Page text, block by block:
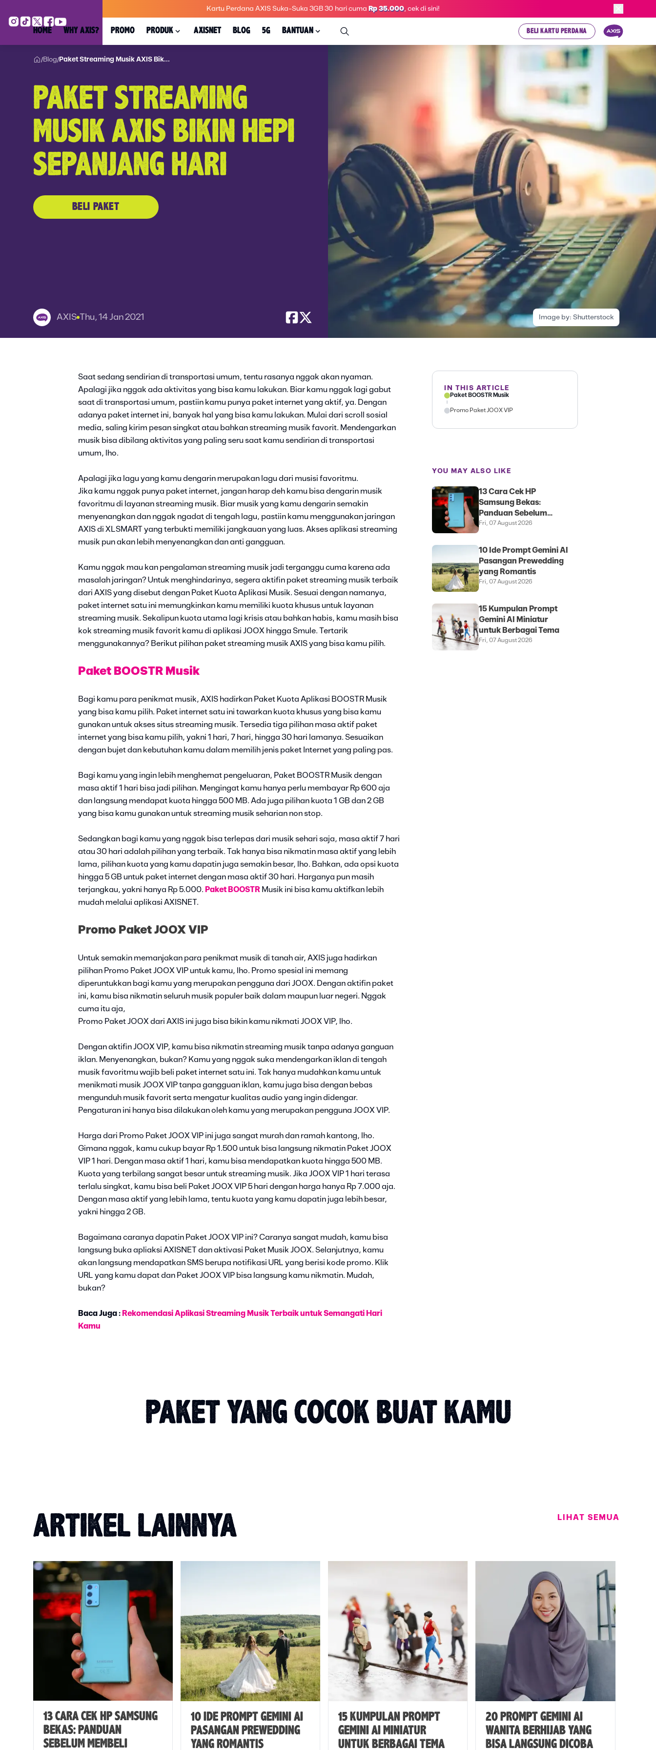
Kartu Perdana AXIS Suka-Suka 3GB 30 hari cuma Rp 35.000, cek di sini!
HOME WHY AXIS? PROMO PRODUK AXISNET BLOG 5G BANTUAN BELI KARTU PERDANA
/Blog/Paket Streaming Musik AXIS Bik...
PAKET STREAMING
MUSIK AXIS BIKIN HEPI
SEPANJANG HARI
BELI PAKET
AXIS Thu, 14 Jan 2021 Image by: Shutterstock
Saat sedang sendirian di transportasi umum, tentu rasanya nggak akan nyaman.
Apalagi jika nggak ada aktivitas yang bisa kamu lakukan. Biar kamu nggak lagi gabut
saat di transportasi umum, pastiin kamu punya paket internet yang aktif, ya. Dengan
adanya paket internet ini, banyak hal yang bisa kamu lakukan. Mulai dari scroll sosial
media, saling kirim pesan singkat atau bahkan streaming musik favorit. Mendengarkan
musik bisa dibilang aktivitas yang paling seru saat kamu sendirian di transportasi
umum, lho.
Apalagi jika lagu yang kamu dengarin merupakan lagu dari musisi favoritmu.
Jika kamu nggak punya paket internet, jangan harap deh kamu bisa dengarin musik
favoritmu di layanan streaming musik. Biar musik yang kamu dengarin semakin
menyenangkan dan nggak ngadat di tengah lagu, pastiin kamu menggunakan jaringan
AXIS di XLSMART yang terbukti memiliki jangkauan yang luas. Akses aplikasi streaming
musik pun akan lebih menyenangkan dan anti gangguan.
Kamu nggak mau kan pengalaman streaming musik jadi terganggu cuma karena ada
masalah jaringan? Untuk menghindarinya, segera aktifin paket streaming musik terbaik
dari AXIS yang disebut dengan Paket Kuota Aplikasi Musik. Sesuai dengan namanya,
paket internet satu ini memungkinkan kamu memiliki kuota khusus untuk layanan
streaming musik. Sekalipun kuota utama lagi krisis atau bahkan habis, kamu masih bisa
kok streaming musik favorit kamu di aplikasi JOOX hingga Smule. Tertarik
menggunakannya? Berikut pilihan paket streaming musik AXIS yang bisa kamu pilih.
Paket BOOSTR Musik
Bagi kamu para penikmat musik, AXIS hadirkan Paket Kuota Aplikasi BOOSTR Musik
yang bisa kamu pilih. Paket internet satu ini tawarkan kuota khusus yang bisa kamu
gunakan untuk akses situs streaming musik. Tersedia tiga pilihan masa aktif paket
internet yang bisa kamu pilih, yakni 1 hari, 7 hari, hingga 30 hari lamanya. Sesuaikan
dengan bujet dan kebutuhan kamu dalam memilih jenis paket Internet yang paling pas.
Bagi kamu yang ingin lebih menghemat pengeluaran, Paket BOOSTR Musik dengan
masa aktif 1 hari bisa jadi pilihan. Mengingat kamu hanya perlu membayar Rp 600 aja
dan langsung mendapat kuota hingga 500 MB. Ada juga pilihan kuota 1 GB dan 2 GB
yang bisa kamu gunakan untuk streaming musik seharian non stop.
Sedangkan bagi kamu yang nggak bisa terlepas dari musik sehari saja, masa aktif 7 hari
atau 30 hari adalah pilihan yang terbaik. Tak hanya bisa nikmatin masa aktif yang lebih
lama, pilihan kuota yang kamu dapatin juga semakin besar, lho. Bahkan, ada opsi kuota
hingga 5 GB untuk paket internet dengan masa aktif 30 hari. Harganya pun masih
terjangkau, yakni hanya Rp 5.000. Paket BOOSTR Musik ini bisa kamu aktifkan lebih
mudah melalui aplikasi AXISNET.
Promo Paket JOOX VIP
Untuk semakin memanjakan para penikmat musik di tanah air, AXIS juga hadirkan
pilihan Promo Paket JOOX VIP untuk kamu, lho. Promo spesial ini memang
diperuntukkan bagi kamu yang merupakan pengguna dari JOOX. Dengan aktifin paket
ini, kamu bisa nikmatin seluruh musik populer baik dalam maupun luar negeri. Nggak
cuma itu aja,
Promo Paket JOOX dari AXIS ini juga bisa bikin kamu nikmati JOOX VIP, lho.
Dengan aktifin JOOX VIP, kamu bisa nikmatin streaming musik tanpa adanya ganguan
iklan. Menyenangkan, bukan? Kamu yang nggak suka mendengarkan iklan di tengah
musik favoritmu wajib beli paket internet satu ini. Tak hanya mudahkan kamu untuk
menikmati musik JOOX VIP tanpa gangguan iklan, kamu juga bisa dengan bebas
mengunduh musik favorit serta mengatur kualitas audio yang ingin didengar.
Pengaturan ini hanya bisa dilakukan oleh kamu yang merupakan pengguna JOOX VIP.
Harga dari Promo Paket JOOX VIP ini juga sangat murah dan ramah kantong, lho.
Gimana nggak, kamu cukup bayar Rp 1.500 untuk bisa langsung nikmatin Paket JOOX
VIP 1 hari. Dengan masa aktif 1 hari, kamu bisa mendapatkan kuota hingga 500 MB.
Kuota yang terbilang sangat besar untuk streaming musik. Jika JOOX VIP 1 hari terasa
terlalu singkat, kamu bisa beli Paket JOOX VIP 5 hari dengan harga hanya Rp 7.000 aja.
Dengan masa aktif yang lebih lama, tentu kuota yang kamu dapatin juga lebih besar,
yakni hingga 2 GB.
Bagaimana caranya dapatin Paket JOOX VIP ini? Caranya sangat mudah, kamu bisa
langsung buka apliaksi AXISNET dan aktivasi Paket Musik JOOX. Selanjutnya, kamu
akan langsung mendapatkan SMS berupa notifikasi URL yang berisi kode promo. Klik
URL yang kamu dapat dan Paket JOOX VIP bisa langsung kamu nikmatin. Mudah,
bukan?
Baca Juga : Rekomendasi Aplikasi Streaming Musik Terbaik untuk Semangati Hari
Kamu
IN THIS ARTICLE
Paket BOOSTR Musik
Promo Paket JOOX VIP
YOU MAY ALSO LIKE
13 Cara Cek HP
Samsung Bekas:
Panduan Sebelum
Membeli
Fri, 07 August 2026
10 Ide Prompt Gemini AI
Pasangan Prewedding
yang Romantis
Fri, 07 August 2026
15 Kumpulan Prompt
Gemini AI Miniatur
untuk Berbagai Tema
Fri, 07 August 2026
PAKET YANG COCOK BUAT KAMU
ARTIKEL LAINNYA LIHAT SEMUA
13 CARA CEK HP SAMSUNG
BEKAS: PANDUAN
SEBELUM MEMBELI
10 IDE PROMPT GEMINI AI
PASANGAN PREWEDDING
YANG ROMANTIS
15 KUMPULAN PROMPT
GEMINI AI MINIATUR
UNTUK BERBAGAI TEMA
20 PROMPT GEMINI AI
WANITA BERHIJAB YANG
BISA LANGSUNG DICOBA